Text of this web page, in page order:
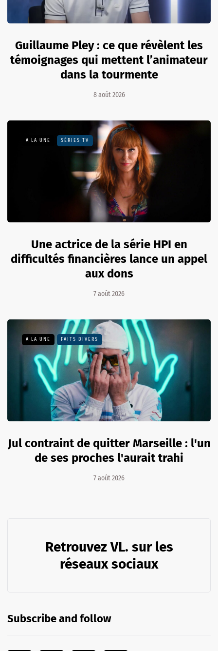
Guillaume Pley : ce que révèlent les
témoignages qui mettent l’animateur
dans la tourmente
8 août 2026
A LA UNE SÉRIES TV
Une actrice de la série HPI en
difficultés financières lance un appel
aux dons
7 août 2026
A LA UNE FAITS DIVERS
Jul contraint de quitter Marseille : l'un
de ses proches l'aurait trahi
7 août 2026
Retrouvez VL. sur les
réseaux sociaux
Subscribe and follow